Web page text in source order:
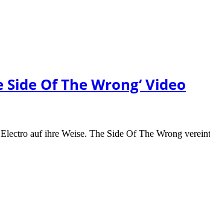
Of The Wrong‘ Video
auf ihre Weise. The Side Of The Wrong